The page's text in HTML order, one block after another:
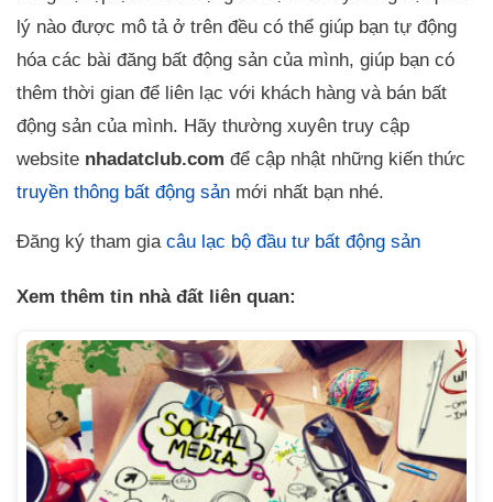
lý nào được mô tả ở trên đều có thể giúp bạn tự động
hóa các bài đăng bất động sản của mình, giúp bạn có
thêm thời gian để liên lạc với khách hàng và bán bất
động sản của mình. Hãy thường xuyên truy cập
website nhadatclub.com để cập nhật những kiến thức
truyền thông bất động sản mới nhất bạn nhé.
Đăng ký tham gia câu lạc bộ đầu tư bất động sản
Xem thêm tin nhà đất liên quan: